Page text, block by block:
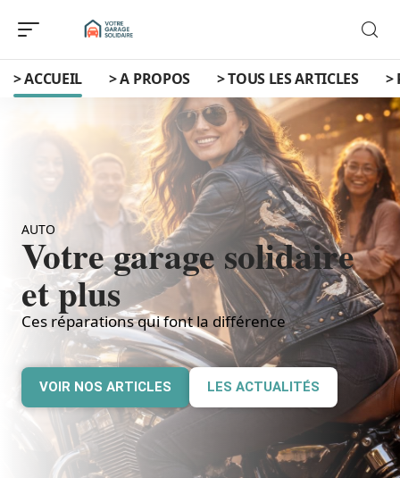
> ACCUEIL > A PROPOS > TOUS LES ARTICLES >
AUTO
Votre garage solidaire
et plus
Ces réparations qui font la différence
VOIR NOS ARTICLES LES ACTUALITÉS